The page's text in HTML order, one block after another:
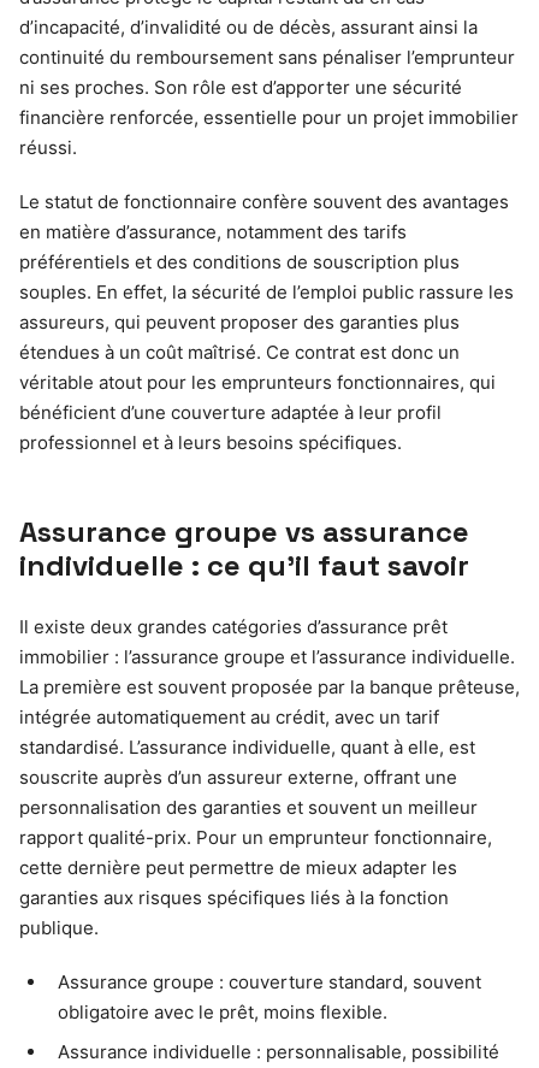
d’incapacité, d’invalidité ou de décès, assurant ainsi la
continuité du remboursement sans pénaliser l’emprunteur
ni ses proches. Son rôle est d’apporter une sécurité
financière renforcée, essentielle pour un projet immobilier
réussi.
Le statut de fonctionnaire confère souvent des avantages
en matière d’assurance, notamment des tarifs
préférentiels et des conditions de souscription plus
souples. En effet, la sécurité de l’emploi public rassure les
assureurs, qui peuvent proposer des garanties plus
étendues à un coût maîtrisé. Ce contrat est donc un
véritable atout pour les emprunteurs fonctionnaires, qui
bénéficient d’une couverture adaptée à leur profil
professionnel et à leurs besoins spécifiques.
Assurance groupe vs assurance
individuelle : ce qu’il faut savoir
Il existe deux grandes catégories d’assurance prêt
immobilier : l’assurance groupe et l’assurance individuelle.
La première est souvent proposée par la banque prêteuse,
intégrée automatiquement au crédit, avec un tarif
standardisé. L’assurance individuelle, quant à elle, est
souscrite auprès d’un assureur externe, offrant une
personnalisation des garanties et souvent un meilleur
rapport qualité-prix. Pour un emprunteur fonctionnaire,
cette dernière peut permettre de mieux adapter les
garanties aux risques spécifiques liés à la fonction
publique.
Assurance groupe : couverture standard, souvent
obligatoire avec le prêt, moins flexible.
Assurance individuelle : personnalisable, possibilité